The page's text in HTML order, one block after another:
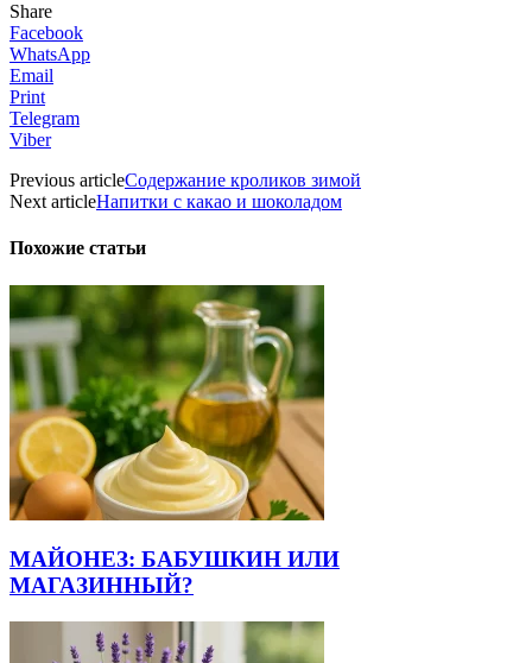
Share
Facebook
WhatsApp
Email
Print
Telegram
Viber
Previous articleСодержание кроликов зимой
Next articleНапитки с какао и шоколадом
Похожие статьи
МАЙОНЕЗ: БАБУШКИН ИЛИ
МАГАЗИННЫЙ?